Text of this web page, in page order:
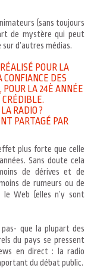
(sans toujours
de mystère qui peut
d’autres médias.
POUR LA
DES
POUR LA 24È ANNÉE
CRÉDIBLE.
RADIO ?
PARTAGÉ PAR
plus forte que celle
Sans doute cela
de dérives et de
de rumeurs ou de
le Web (elles n’y sont
que la plupart des
du pays se pressent
en direct : la radio
du débat public.